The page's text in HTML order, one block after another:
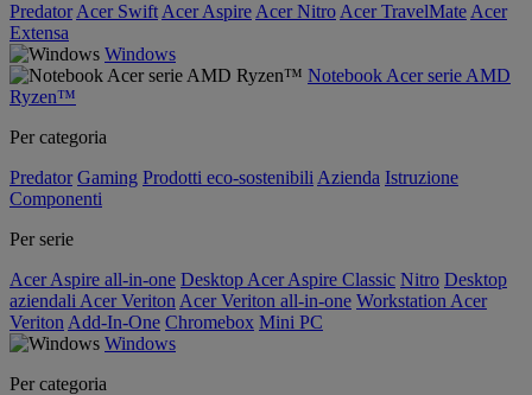
Predator Acer Swift Acer Aspire Acer Nitro Acer TravelMate Acer
Extensa
Windows
Notebook Acer serie AMD
Ryzen™
Per categoria
Predator Gaming Prodotti eco-sostenibili Azienda Istruzione
Componenti
Per serie
Acer Aspire all-in-one Desktop Acer Aspire Classic Nitro Desktop
aziendali Acer Veriton Acer Veriton all-in-one Workstation Acer
Veriton Add-In-One Chromebox Mini PC
Windows
Per categoria